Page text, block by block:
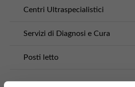
Centri Ultraspecialistici
Servizi di Diagnosi e Cura
Posti letto